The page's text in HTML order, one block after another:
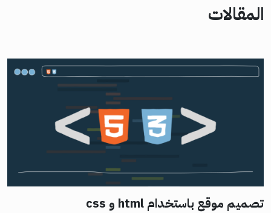
المقالات
تصميم موقع باستخدام html و css